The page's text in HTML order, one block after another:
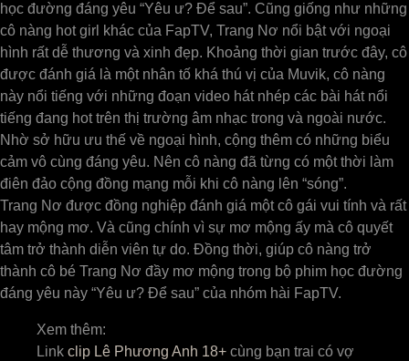
học đường đáng yêu “Yêu ư? Để sau”. Cũng giống như những
cô nàng hot girl khác của FapTV, Trang Nơ nổi bật với ngoại
hình rất dễ thương và xinh đẹp. Khoảng thời gian trước đây, cô
được đánh giá là một nhân tố khá thú vị của Muvik, cô nàng
này nổi tiếng với những đoạn video hát nhép các bài hát nổi
tiếng đang hot trên thị trường âm nhạc trong và ngoài nước.
Nhờ sở hữu ưu thế về ngoại hình, cộng thêm có những biểu
cảm vô cùng đáng yêu. Nên cô nàng đã từng có một thời làm
điên đảo cộng đồng mạng mỗi khi cô nàng lên “sóng”.
Trang Nơ được đồng nghiệp đánh giá một cô gái vui tính và rất
hay mộng mơ. Và cũng chính vì sự mơ mộng ấy mà cô quyết
tâm trở thành diễn viên tự do. Đồng thời, giúp cô nàng trở
thành cô bé Trang Nơ đầy mơ mộng trong bộ phim học đường
đáng yêu này “Yêu ư? Để sau” của nhóm hài FapTV.
Xem thêm:
Link clip Lê Phương Anh 18+ cùng bạn trai có vợ